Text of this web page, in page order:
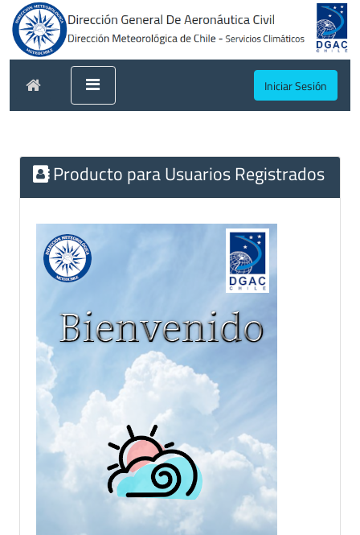
Iniciar Sesión
Producto para Usuarios Registrados